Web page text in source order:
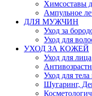
Химсоставы
Ампульное
ДЛЯ МУЖЧИН
Уход за
Уход для
УХОД ЗА КОЖЕЙ
Уход для лица
Уход для
Шугаринг,